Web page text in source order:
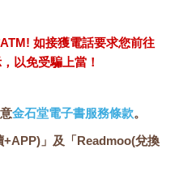
如接獲電話要求您前往
以免受騙上當！
金石堂電子書服務條款。
」及「Readmoo(兌換